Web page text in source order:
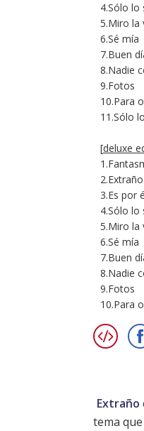
4.Sólo lo
5.Miro la
6.Sé mía
7.Buen
8.Nadie
9.Fotos
10.Para
11.Sólo
[deluxe
2.Extraño
3.Es por
4.Sólo lo
5.Miro la
6.Sé mía
7.Buen
8.Nadie
9.Fotos
10.Para
Extraño
tema